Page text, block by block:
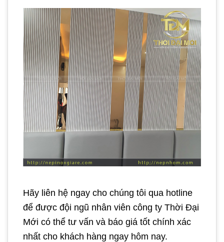
Hãy liên hệ ngay cho chúng tôi qua hotline
để được đội ngũ nhân viên công ty Thời Đại
Mới có thể tư vấn và báo giá tốt chính xác
nhất cho khách hàng ngay hôm nay.